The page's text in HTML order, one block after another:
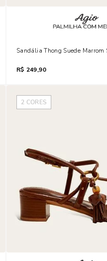
Sandália Thong Suede Marrom
R$ 249,90
2 CORES